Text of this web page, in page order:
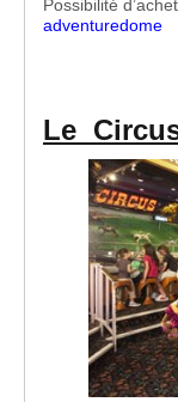
Possibilité
adventuredome
Le